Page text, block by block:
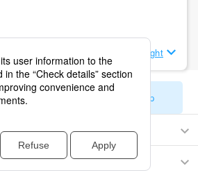
Tingnan ang Mga Detalye ng Flight
natitirang resulta sa paghahanap